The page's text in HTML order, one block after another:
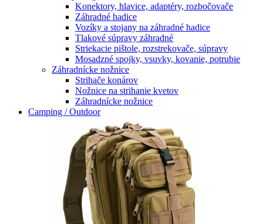
Konektory, hlavice, adaptéry, rozbočovače
Záhradné hadice
Vozíky a stojany na záhradné hadice
Tlakové súpravy záhradné
Striekacie pištole, rozstrekovače, súpravy
Mosadzné spojky, vsuvky, kovanie, potrubie
Záhradnícke nožnice
Strihače konárov
Nožnice na strihanie kvetov
Záhradnícke nožnice
Camping / Outdoor